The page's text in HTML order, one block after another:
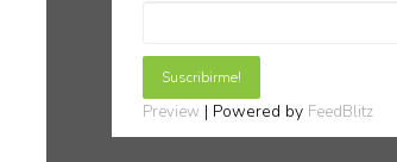
Preview | Powered by FeedBlitz